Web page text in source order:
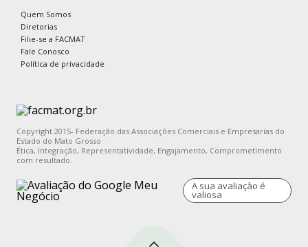
Quem Somos
Diretorias
Filie-se a FACMAT
Fale Conosco
Política de privacidade
Copyright 2015- Federação das Associações Comerciais e Empresarias do
Estado do Mato Grosso
Ética, Integração, Representatividade, Engajamento, Comprometimento
com resultado.
A sua avaliaçào é
valiosa